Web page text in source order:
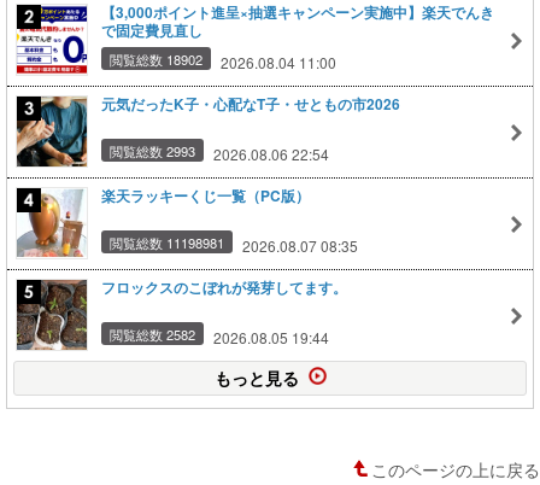
【3,000ポイント進呈×抽選キャンペーン実施中】楽天でんき
で固定費見直し
閲覧総数 18902 2026.08.04 11:00
元気だったK子・心配なT子・せともの市2026
閲覧総数 2993 2026.08.06 22:54
楽天ラッキーくじ一覧（PC版）
閲覧総数 11198981 2026.08.07 08:35
フロックスのこぼれが発芽してます。
閲覧総数 2582 2026.08.05 19:44
もっと見る
このページの上に戻る